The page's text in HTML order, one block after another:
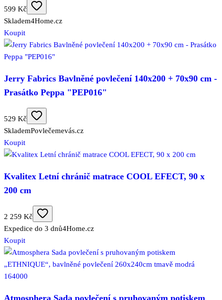
599 Kč
Skladem4Home.cz
Koupit
Jerry Fabrics Bavlněné povlečení 140x200 + 70x90 cm -
Prasátko Peppa "PEP016"
529 Kč
SklademPovlečemevás.cz
Koupit
Kvalitex Letní chránič matrace COOL EFECT, 90 x
200 cm
2 259 Kč
Expedice do 3 dnů4Home.cz
Koupit
Atmosphera Sada povlečení s pruhovaným potiskem